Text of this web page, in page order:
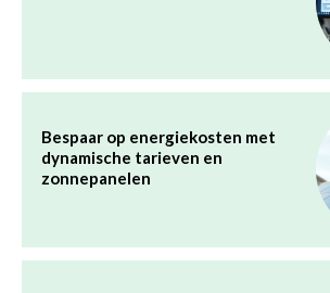
Bespaar op energiekosten met
dynamische tarieven en
zonnepanelen